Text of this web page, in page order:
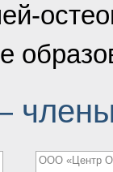
ООО «Центр